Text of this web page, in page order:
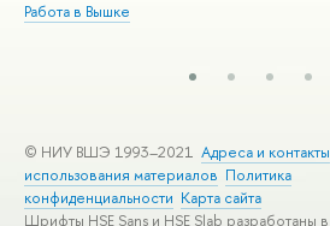
Работа в Вышке
© НИУ ВШЭ 1993–2021 Адреса и контакты
использования материалов Политика
конфиденциальности Карта сайта
Шрифты HSE Sans и HSE Slab разработаны в